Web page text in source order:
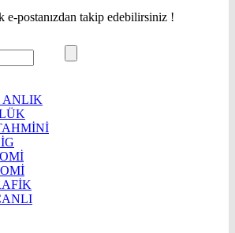
e-postanızdan takip edebilirsiniz !
ANLIK